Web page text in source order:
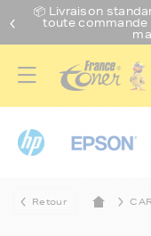
📦 Livraison
toute commande
Retour